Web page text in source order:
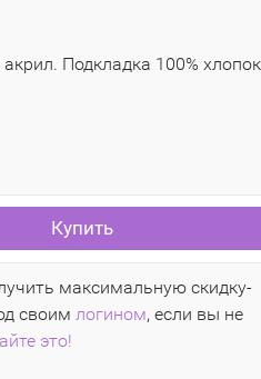
акрил. Подкладка 100% хлопок
Купить
максимальную скидку-
своим логином, если вы не
это!